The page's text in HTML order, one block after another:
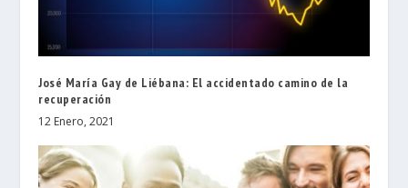
José María Gay de Liébana: El accidentado camino de la
recuperación
12 Enero, 2021